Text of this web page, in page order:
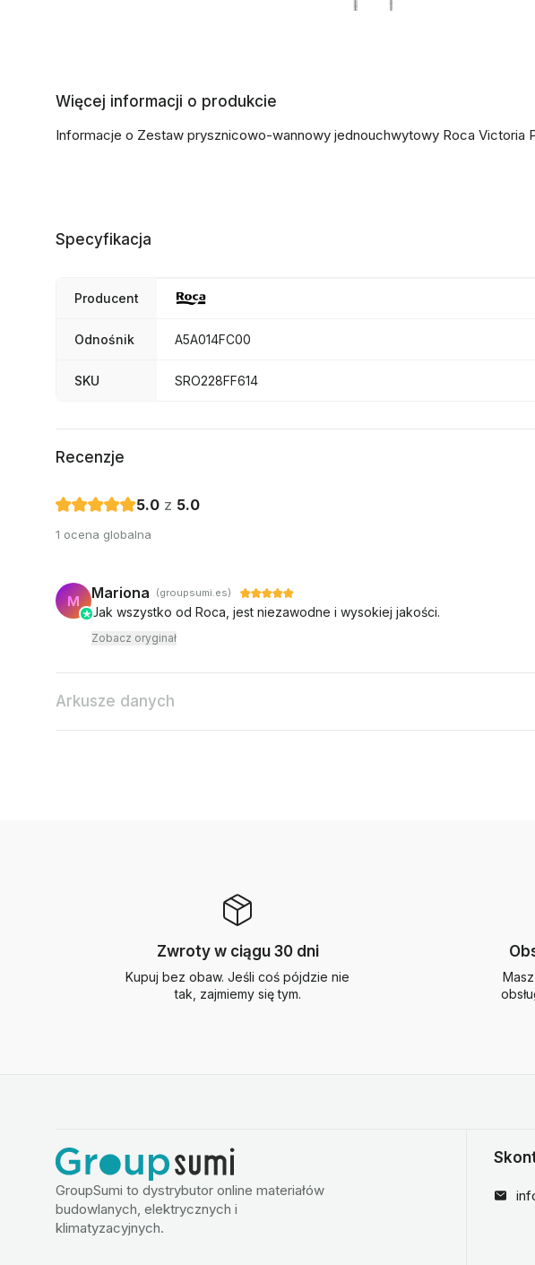
Więcej informacji o produkcie
Informacje o Zestaw prysznicowo-wannowy jednouchwytowy Roca Victoria
Specyfikacja
Producent
Odnośnik A5A014FC00
SKU SRO228FF614
Recenzje
5.0 z 5.0
1 ocena globalna
M Mariona (groupsumi.es)
Jak wszystko od Roca, jest niezawodne i wysokiej jakości.
Zobacz oryginał
Arkusze danych
Zwroty w ciągu 30 dni
Kupuj bez obaw. Jeśli coś pójdzie nie
tak, zajmiemy się tym.
GroupSumi to dystrybutor online materiałów
budowlanych, elektrycznych i
klimatyzacyjnych.